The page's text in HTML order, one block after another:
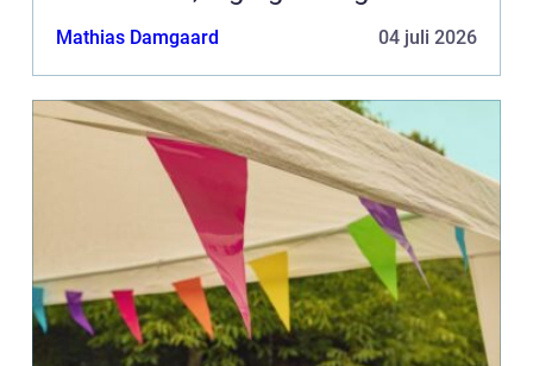
Mathias Damgaard 04 juli 2026